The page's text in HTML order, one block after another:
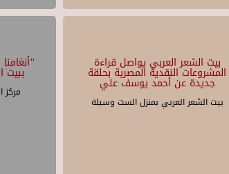
مركز
بيت الشعر العربي يواصل قراءة
المشروعات النقدية المصرية بحلقة
جديدة عن أحمد يوسف علي
بيت الشعر العربي بمنزل الست وسيلة